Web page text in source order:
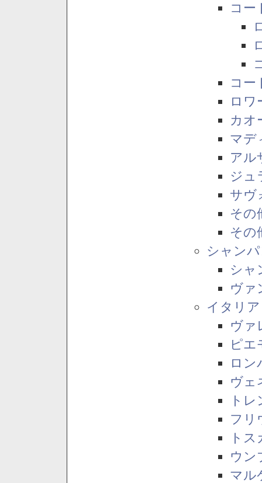
コー
コー
ロワ
カオ
マデ
アル
ジュ
サヴ
その
その
シャン
シャ
ヴァ
イタリア
ヴァ
ピエ
ロン
ヴェ
ト
フリ
ト
ウン
マル